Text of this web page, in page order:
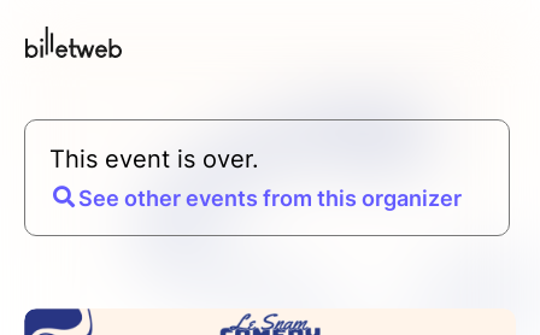
This event is over.
See other events from this organizer